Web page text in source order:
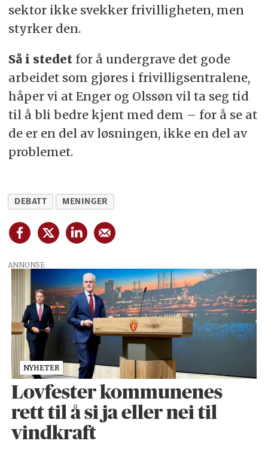
sektor ikke svekker frivilligheten, men
styrker den.
Så i stedetfor å undergrave det gode
arbeidet som gjøres i frivilligsentralene,
håper vi at Enger og Olssøn vil ta seg tid
til å bli bedre kjent med dem – for å se at
de er en del av løsningen, ikke en del av
problemet.
DEBATT MENINGER
ANNONSE
NYHETER
Lovfester kommunenes
rett til å si ja eller nei til
vindkraft